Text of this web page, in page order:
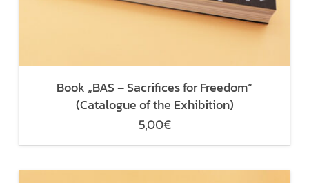
Book „BAS – Sacrifices for Freedom“
(Catalogue of the Exhibition)
5,00€